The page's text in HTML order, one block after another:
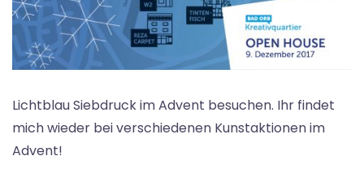
Lichtblau Siebdruck im Advent besuchen. Ihr findet
mich wieder bei verschiedenen Kunstaktionen im
Advent!